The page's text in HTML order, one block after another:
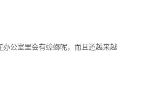
公室里会有蟑螂呢，而且还越来越